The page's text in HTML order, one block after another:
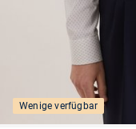
Wenige verfügbar